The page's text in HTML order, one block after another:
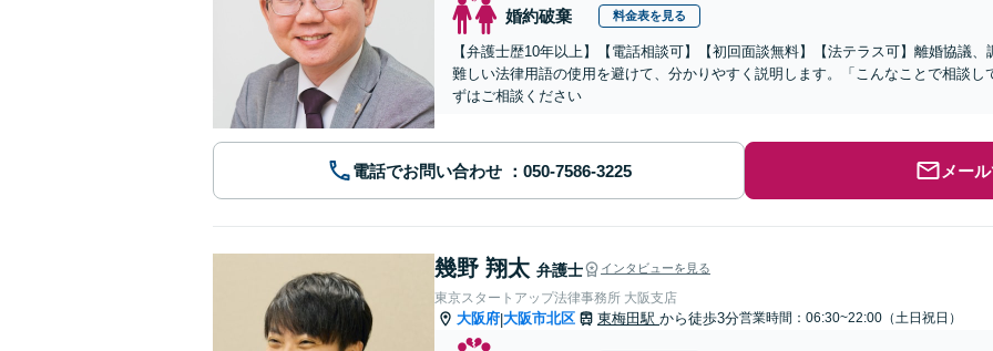
婚約破棄 料金表を見る
【弁護士歴10年以上】【電話相談可】【初回面談無料】【法テラス可】離婚協議
難しい法律用語の使用を避けて、分かりやすく説明します。「こんなことで相談
ずはご相談ください
電話でお問い合わせ メー
幾野 翔太 弁護士 インタビューを見る
東京スタートアップ法律事務所 大阪支店
大阪府|大阪市北区 東梅田駅 から徒歩3分営業時間：06:30~22:00（土日祝日）